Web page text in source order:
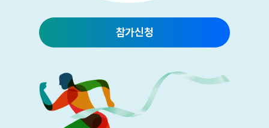
참가신청